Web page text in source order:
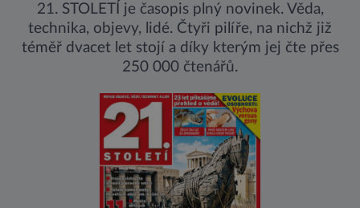
21. STOLETÍ je časopis plný novinek. Věda,
technika, objevy, lidé. Čtyři pilíře, na nichž již
téměř dvacet let stojí a díky kterým jej čte přes
250 000 čtenářů.